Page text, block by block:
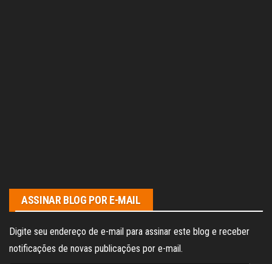
ASSINAR BLOG POR E-MAIL
Digite seu endereço de e-mail para assinar este blog e receber
notificações de novas publicações por e-mail.